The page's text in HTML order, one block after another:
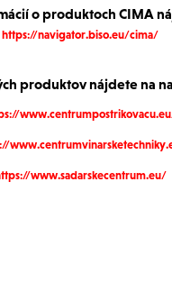
o produktoch CIMA
https://navigator.biso.eu/cima/
produktov nájdete na
www.sadarskecentrum.eu/